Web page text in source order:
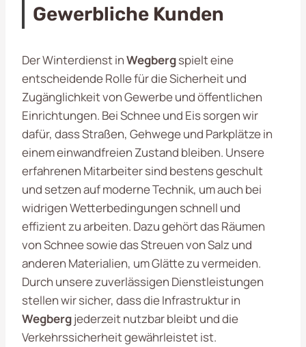
Gewerbliche Kunden
Der Winterdienst inWegbergspielt eine
entscheidende Rolle für die Sicherheit und
Zugänglichkeit von Gewerbe und öffentlichen
Einrichtungen. Bei Schnee und Eis sorgen wir
dafür, dass Straßen, Gehwege und Parkplätze in
einem einwandfreien Zustand bleiben. Unsere
erfahrenen Mitarbeiter sind bestens geschult
und setzen auf moderne Technik, um auch bei
widrigen Wetterbedingungen schnell und
effizient zu arbeiten. Dazu gehört das Räumen
von Schnee sowie das Streuen von Salz und
anderen Materialien, um Glätte zu vermeiden.
Durch unsere zuverlässigen Dienstleistungen
stellen wir sicher, dass die Infrastruktur in
Wegbergjederzeit nutzbar bleibt und die
Verkehrssicherheit gewährleistet ist.